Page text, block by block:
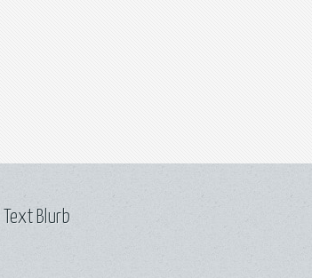
Blurb